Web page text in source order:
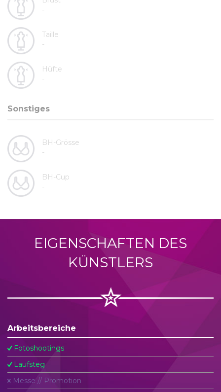
-
Taille
-
Hüfte
-
Sonstiges
BH-Grösse
-
BH-Cup
-
EIGENSCHAFTEN DES
KÜNSTLERS
Arbeitsbereiche
Fotoshootings
Laufsteg
Messe // Promotion